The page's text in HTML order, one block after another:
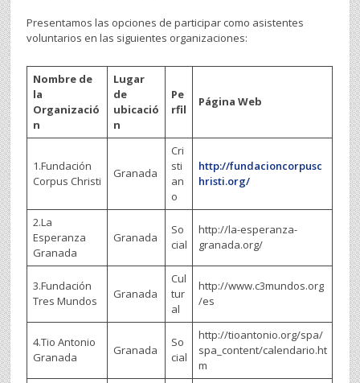
Presentamos las opciones de participar como asistentes
voluntarios en las siguientes organizaciones:
Nombre de
la
Organizació
n
Lugar
de
ubicació
n
Pe
rfil
Página Web
1.Fundación
Corpus Christi
Granada
Cri
sti
an
o
http://fundacioncorpusc
hristi.org/
2.La
Esperanza
Granada
Granada
So
cial
http://la-esperanza-
granada.org/
3.Fundación
Tres Mundos
Granada
Cul
tur
al
http://www.c3mundos.org
/es
4.Tio Antonio
Granada
Granada
So
cial
http://tioantonio.org/spa/
spa_content/calendario.ht
m